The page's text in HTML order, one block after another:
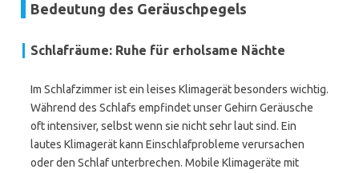
Bedeutung des Geräuschpegels
Schlafräume: Ruhe für erholsame Nächte
Im Schlafzimmer ist ein leises Klimagerät besonders wichtig.
Während des Schlafs empfindet unser Gehirn Geräusche
oft intensiver, selbst wenn sie nicht sehr laut sind. Ein
lautes Klimagerät kann Einschlafprobleme verursachen
oder den Schlaf unterbrechen. Mobile Klimageräte mit